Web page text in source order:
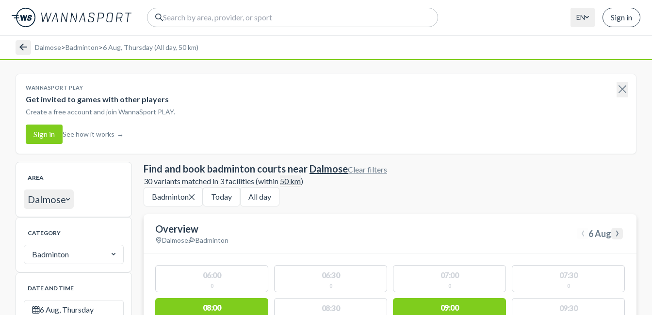
EN Sign in
Dalmose>Badminton>6 Aug, Thursday (All day, 50 km)
WANNASPORT PLAY
Get invited to games with other players
Create a free account and join WannaSport PLAY.
Sign in See how it works →
AREA
Dalmose
CATEGORY
Badminton
DATE AND TIME
6 Aug, Thursday
Find and book badminton courts near Dalmose
30 variants matched in 3 facilities (within 50km)
Clear filters
Badminton Today All day
Overview
Dalmose Badminton ‹ 6 Aug ›
06:00
0
06:30
0
07:00
0
07:30
0
08:00 08:30 09:00 09:30